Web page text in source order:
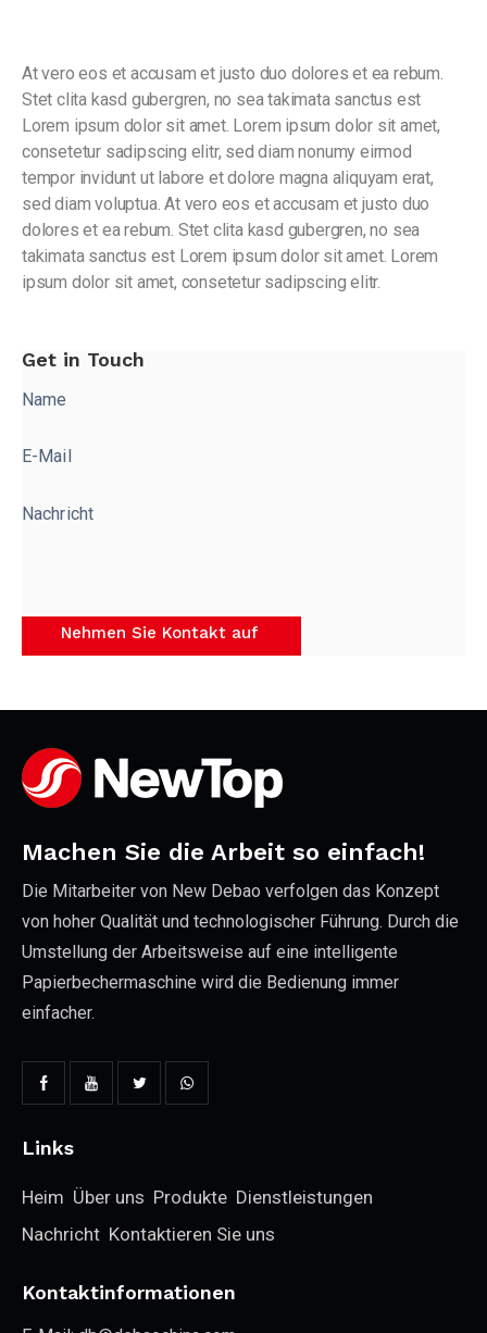
At vero eos et accusam et justo duo dolores et ea rebum.
Stet clita kasd gubergren, no sea takimata sanctus est
Lorem ipsum dolor sit amet. Lorem ipsum dolor sit amet,
consetetur sadipscing elitr, sed diam nonumy eirmod
tempor invidunt ut labore et dolore magna aliquyam erat,
sed diam voluptua. At vero eos et accusam et justo duo
dolores et ea rebum. Stet clita kasd gubergren, no sea
takimata sanctus est Lorem ipsum dolor sit amet. Lorem
ipsum dolor sit amet, consetetur sadipscing elitr.
Get in Touch
Machen Sie die Arbeit so einfach!
Die Mitarbeiter von New Debao verfolgen das Konzept
von hoher Qualität und technologischer Führung. Durch die
Umstellung der Arbeitsweise auf eine intelligente
Papierbechermaschine wird die Bedienung immer
einfacher.
Links
Heim Über uns Produkte Dienstleistungen
Nachricht Kontaktieren Sie uns
Kontaktinformationen